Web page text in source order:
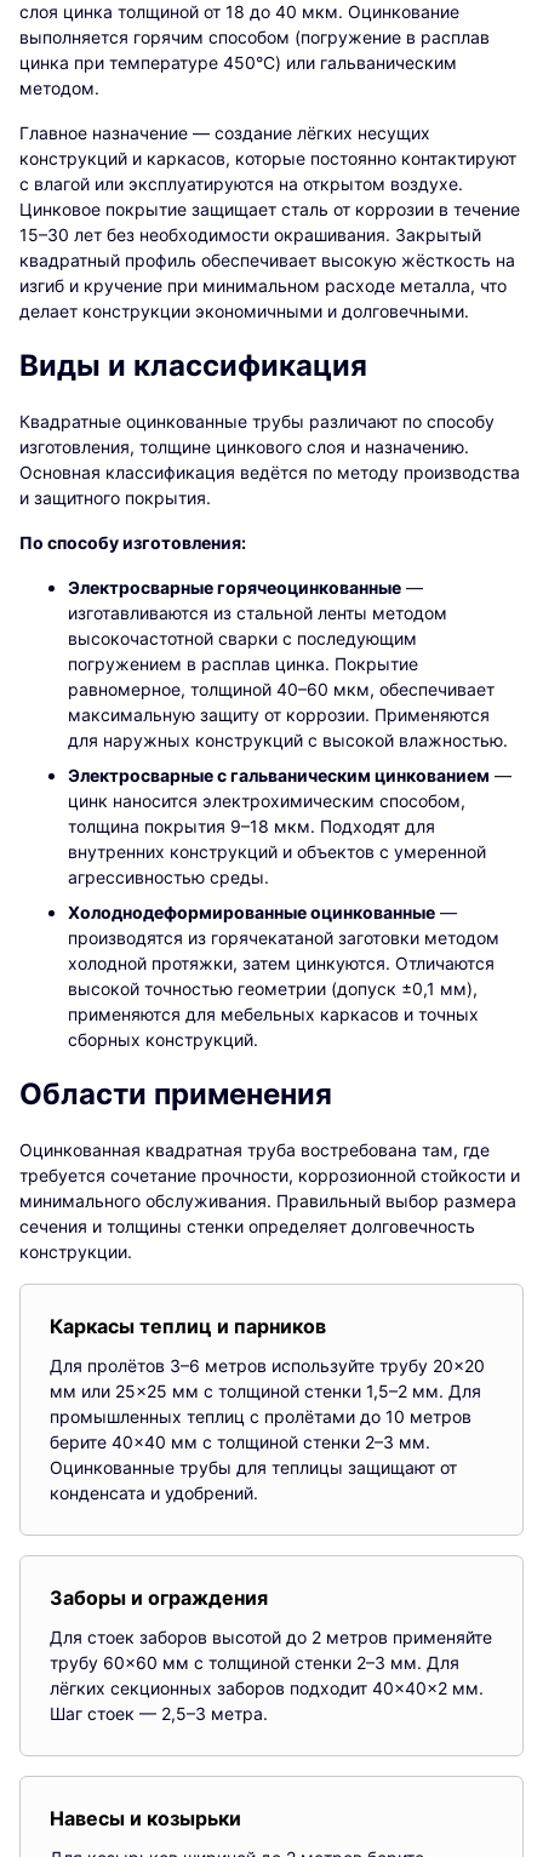
слоя цинка толщиной от 18 до 40 мкм. Оцинкование
выполняется горячим способом (погружение в расплав
цинка при температуре 450°C) или гальваническим
методом.
Главное назначение — создание лёгких несущих
конструкций и каркасов, которые постоянно контактируют
с влагой или эксплуатируются на открытом воздухе.
Цинковое покрытие защищает сталь от коррозии в течение
15–30 лет без необходимости окрашивания. Закрытый
квадратный профиль обеспечивает высокую жёсткость на
изгиб и кручение при минимальном расходе металла, что
делает конструкции экономичными и долговечными.
Виды и классификация
Квадратные оцинкованные трубы различают по способу
изготовления, толщине цинкового слоя и назначению.
Основная классификация ведётся по методу производства
и защитного покрытия.
По способу изготовления:
Электросварные горячеоцинкованные —
изготавливаются из стальной ленты методом
высокочастотной сварки с последующим
погружением в расплав цинка. Покрытие
равномерное, толщиной 40–60 мкм, обеспечивает
максимальную защиту от коррозии. Применяются
для наружных конструкций с высокой влажностью.
Электросварные с гальваническим цинкованием —
цинк наносится электрохимическим способом,
толщина покрытия 9–18 мкм. Подходят для
внутренних конструкций и объектов с умеренной
агрессивностью среды.
Холоднодеформированные оцинкованные —
производятся из горячекатаной заготовки методом
холодной протяжки, затем цинкуются. Отличаются
высокой точностью геометрии (допуск ±0,1 мм),
применяются для мебельных каркасов и точных
сборных конструкций.
Области применения
Оцинкованная квадратная труба востребована там, где
требуется сочетание прочности, коррозионной стойкости и
минимального обслуживания. Правильный выбор размера
сечения и толщины стенки определяет долговечность
конструкции.
Каркасы теплиц и парников
Для пролётов 3–6 метров используйте трубу 20×20
мм или 25×25 мм с толщиной стенки 1,5–2 мм. Для
промышленных теплиц с пролётами до 10 метров
берите 40×40 мм с толщиной стенки 2–3 мм.
Оцинкованные трубы для теплицы защищают от
конденсата и удобрений.
Заборы и ограждения
Для стоек заборов высотой до 2 метров применяйте
трубу 60×60 мм с толщиной стенки 2–3 мм. Для
лёгких секционных заборов подходит 40×40×2 мм.
Шаг стоек — 2,5–3 метра.
Навесы и козырьки